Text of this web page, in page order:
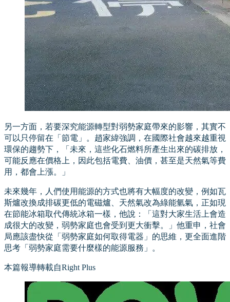
另一方面，若要深究能源轉型對弱勢家庭帶來的影響，其實不
可以只停留在「節電」。趙家緯強調，在國際社會越來越重視
環保的趨勢下，「未來，這些化石燃料所產生出來的碳排放，
可能反應在價格上，因此包括電費、油價，甚至是天然氣等費
用，都會上漲。」
未來幾年，人們使用能源的方式也將有大幅度的改變，例如瓦
斯爐改換成排碳更低的電磁爐、天然氣改為綠能氫氣，正如現
在節能冰箱取代傳統冰箱一樣，他說：「這對大家生活上會造
成很大的改變，弱勢家庭也會受到更大衝擊。」他重申，社會
局應該盡快從「弱勢家庭如何取得電器」的思維，更全面進階
思考「弱勢家庭需要什麼樣的能源服務」。
本篇報導轉載自Right Plus